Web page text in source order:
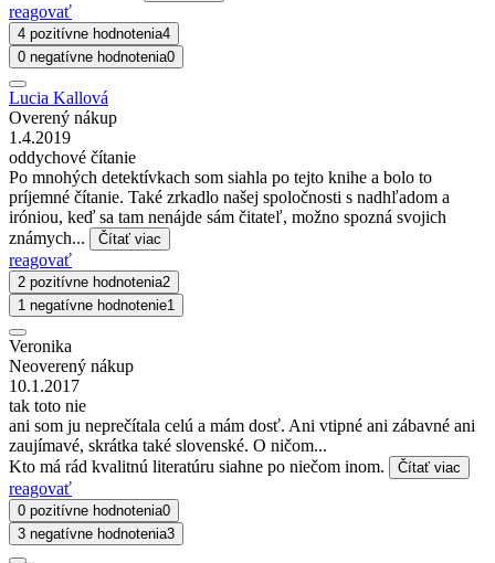
reagovať
4 pozitívne hodnotenia4
0 negatívne hodnotenia0
Lucia Kallová
Overený nákup
1.4.2019
oddychové čítanie
Po mnohých detektívkach som siahla po tejto knihe a bolo to
príjemné čítanie. Také zrkadlo našej spoločnosti s nadhľadom a
iróniou, keď sa tam nenájde sám čitateľ, možno spozná svojich
známych...
Čítať viac
reagovať
2 pozitívne hodnotenia2
1 negatívne hodnotenie1
Veronika
Neoverený nákup
10.1.2017
tak toto nie
ani som ju neprečítala celú a mám dosť. Ani vtipné ani zábavné ani
zaujímavé, skrátka také slovenské. O ničom...
Kto má rád kvalitnú literatúru siahne po niečom inom.
Čítať viac
reagovať
0 pozitívne hodnotenia0
3 negatívne hodnotenia3